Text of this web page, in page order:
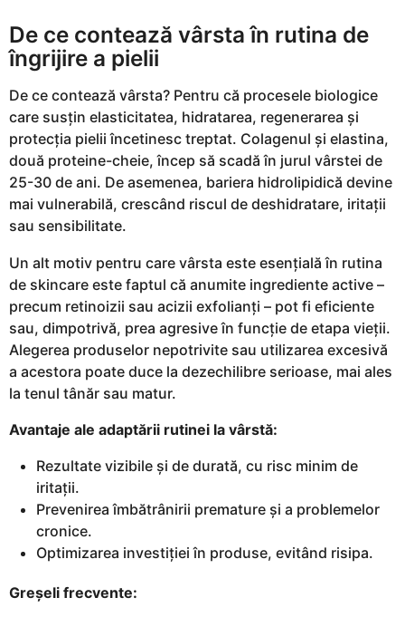
De ce contează vârsta în rutina de
îngrijire a pielii
De ce contează vârsta? Pentru că procesele biologice
care susțin elasticitatea, hidratarea, regenerarea și
protecția pielii încetinesc treptat. Colagenul și elastina,
două proteine-cheie, încep să scadă în jurul vârstei de
25-30 de ani. De asemenea, bariera hidrolipidică devine
mai vulnerabilă, crescând riscul de deshidratare, iritații
sau sensibilitate.
Un alt motiv pentru care vârsta este esențială în rutina
de skincare este faptul că anumite ingrediente active –
precum retinoizii sau acizii exfolianți – pot fi eficiente
sau, dimpotrivă, prea agresive în funcție de etapa vieții.
Alegerea produselor nepotrivite sau utilizarea excesivă
a acestora poate duce la dezechilibre serioase, mai ales
la tenul tânăr sau matur.
Avantaje ale adaptării rutinei la vârstă:
Rezultate vizibile și de durată, cu risc minim de
iritații.
Prevenirea îmbătrânirii premature și a problemelor
cronice.
Optimizarea investiției în produse, evitând risipa.
Greșeli frecvente: